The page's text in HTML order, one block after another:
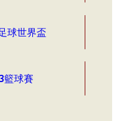
球世界盃
籃球賽